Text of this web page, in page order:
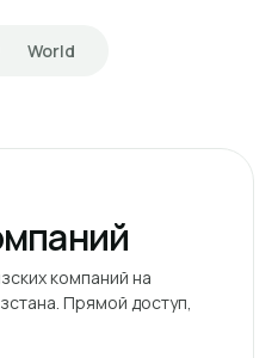
World
компаний на
Прямой доступ,